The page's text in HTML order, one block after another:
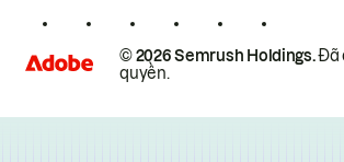
© 2026 Semrush Holdings.Đã
quyền.